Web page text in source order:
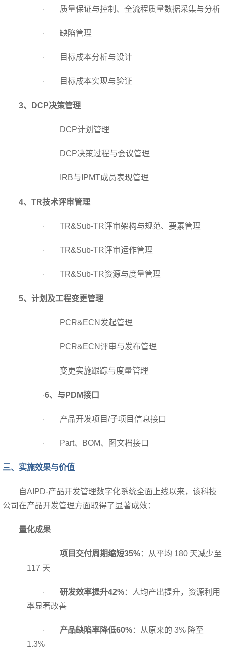
· 质量保证与控制、全流程质量数据采集与分析
· 缺陷管理
· 目标成本分析与设计
· 目标成本实现与验证
3、DCP决策管理
· DCP计划管理
· DCP决策过程与会议管理
· IRB与IPMT成员表现管理
4、TR技术评审管理
· TR&Sub-TR评审架构与规范、要素管理
· TR&Sub-TR评审运作管理
· TR&Sub-TR资源与度量管理
5、计划及工程变更管理
· PCR&ECN 发起管理
· PCR&ECN评审与发布管理
· 变更实施跟踪与度量管理
·6、与PDM接口
· 产品开发项目/子项目信息接口
· Part、BOM、图文档接口
三、实施效果与价值
自AIPD-产品开发管理数字化系统全面上线以来，该科技
公司在产品开发管理方面取得了显著成效：
量化成果
· 项目交付周期缩短35%：从平均 180 天减少至
117 天
· 研发效率提升42%：人均产出提升，资源利用
率显著改善
· 产品缺陷率降低60%：从原来的 3% 降至
1.3%